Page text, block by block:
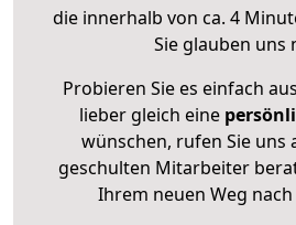
die innerhalb von ca. 4
Sie glauben uns
Probieren Sie es einfach
lieber gleich eine
wünschen, rufen Sie uns
geschulten Mitarbeiter
Ihrem neuen Weg